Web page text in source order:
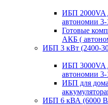
ИБП 2000VA
автономии
Готовые
АКБ (
ИБП 3 кВт (2400-
ИБП 3000VA
автономии
ИБП для
ИБП 6 кВА (6000